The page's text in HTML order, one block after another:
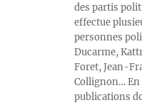
des partis
effectue
personnes
Ducarme,
Foret, Jean-
Collignon… En
publications